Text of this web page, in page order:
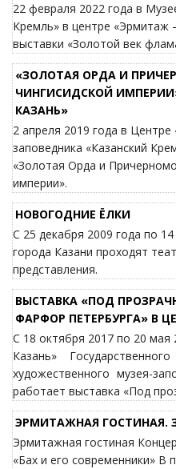
22 февраля 2022 года в
Кремль» в центре «Эрмитаж
выставки «Золотой век
«ЗОЛОТАЯ ОРДА И
ЧИНГИСИДСКОЙ
КАЗАНЬ»
2 апреля 2019 года в
заповедника «Казанский
«Золотая Орда и
империи».
НОВОГОДНИЕ ЁЛКИ
С 25 декабря 2009 года по
города Казани проходят
представления.
ВЫСТАВКА «ПОД
ФАРФОР ПЕТЕРБУРГА» В
С 18 октября 2017 по 20
Казань»
художественного музея-
работает выставка «Под
ЭРМИТАЖНАЯ ГОСТИНАЯ.
Эрмитажная гостиная
«Бах и его современники»